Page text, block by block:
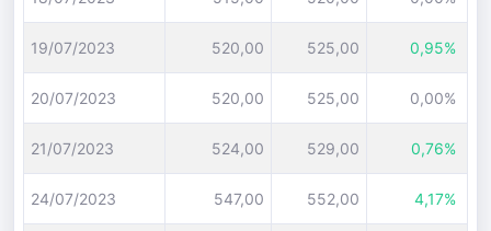
19/07/2023 520,00 525,00 0,95%
20/07/2023 520,00 525,00 0,00%
21/07/2023 524,00 529,00 0,76%
24/07/2023 547,00 552,00 4,17%